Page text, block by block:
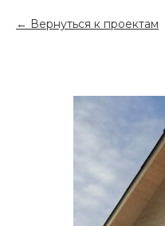
Вернуться к проектам